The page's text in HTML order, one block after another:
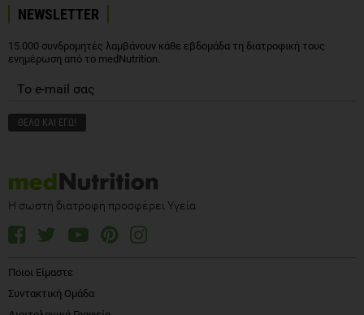
NEWSLETTER
15.000 συνδρομητές λαμβάνουν κάθε εβδομάδα τη διατροφική τους
ενημέρωση από το medNutrition.
Η σωστή διατροφή προσφέρει Υγεία
Ποιοι Είμαστε
Συντακτική Ομάδα